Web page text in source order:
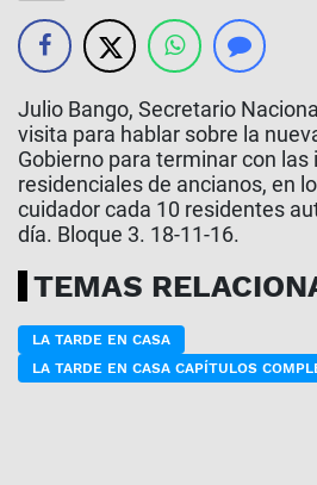
Julio Bango, Secretario
visita para hablar sobre la
Gobierno para terminar con las
residenciales de ancianos, en
cuidador cada 10 residentes
día. Bloque 3. 18-11-16.
TEMAS
LA TARDE EN CASA
LA TARDE EN CASA CAPÍTULOS